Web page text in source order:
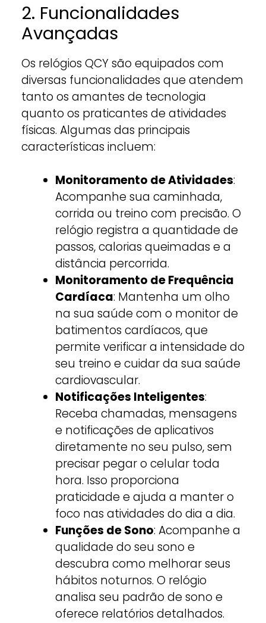
2. Funcionalidades
Avançadas
Os relógios QCY são equipados com
diversas funcionalidades que atendem
tanto os amantes de tecnologia
quanto os praticantes de atividades
físicas. Algumas das principais
características incluem:
Monitoramento de Atividades:
Acompanhe sua caminhada,
corrida ou treino com precisão. O
relógio registra a quantidade de
passos, calorias queimadas e a
distância percorrida.
Monitoramento de Frequência
Cardíaca: Mantenha um olho
na sua saúde com o monitor de
batimentos cardíacos, que
permite verificar a intensidade do
seu treino e cuidar da sua saúde
cardiovascular.
Notificações Inteligentes:
Receba chamadas, mensagens
e notificações de aplicativos
diretamente no seu pulso, sem
precisar pegar o celular toda
hora. Isso proporciona
praticidade e ajuda a manter o
foco nas atividades do dia a dia.
Funções de Sono: Acompanhe a
qualidade do seu sono e
descubra como melhorar seus
hábitos noturnos. O relógio
analisa seu padrão de sono e
oferece relatórios detalhados.